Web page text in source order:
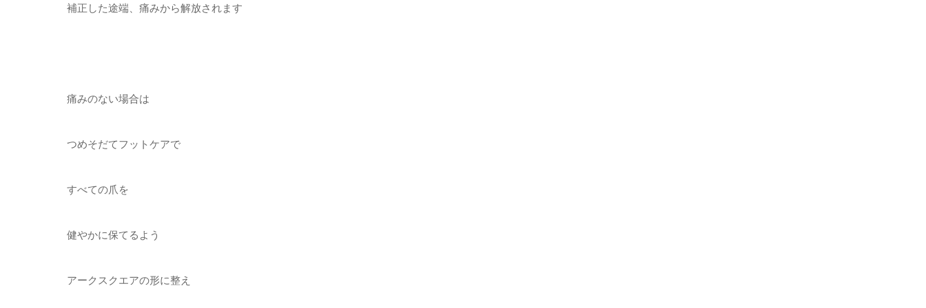
補正した途端、痛みから解放されます
痛みのない場合は
つめそだてフットケアで
すべての爪を
健やかに保てるよう
アークスクエアの形に整え